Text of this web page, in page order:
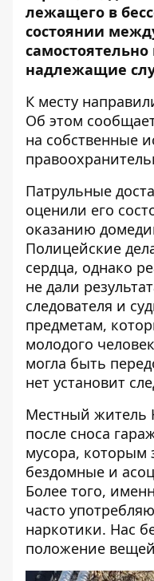
лежащего в
состоянии
надлежащие
К месту
Об этом
на собственные
Патрульные
оценили его
оказанию
Полицейские
сердца, однако
не дали
следователя и
предметам,
молодого
могла быть
нет установит
Местный житель
после сноса
мусора, которым
бездомные и
Более того,
часто
наркотики. Нас
положение